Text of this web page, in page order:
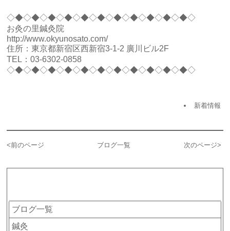
◇◆◇◆◇◆◇◆◇◆◇◆◇◆◇◆◇◆◇◆◇◆◇
お灸の里鍼灸院
http://www.okyunosato.com/
住所：東京都新宿区西新宿3-1-2 廣川ビル2F
TEL：03-6302-0858
◇◆◇◆◇◆◇◆◇◆◇◆◇◆◇◆◇◆◇◆◇◆◇
新着情報
<前のページ ブログ一覧 次のページ>
ブログ一覧
鍼灸